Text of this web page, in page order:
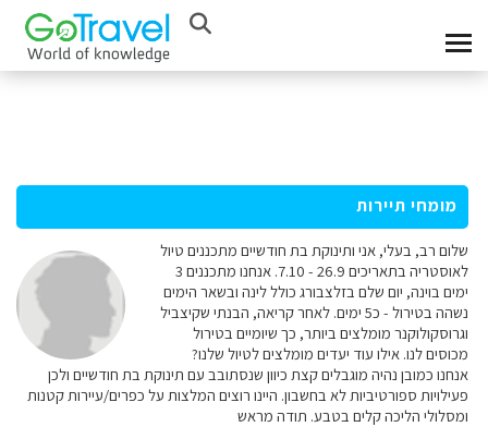
מומחי תיירות
שלום רב, בעלי, אני ותינוקת בת חודשיים מתכננים טיול
לאוסטריה בתאריכים 26.9 - 7.10. אנחנו מתכננים 3
ימים בוינה, יום שלם בזלצבורג כולל לינה ובשאר הימים
נשהה בטירול - כ5 ימים. לאחר קריאה, הבנתי שקיצביל
וגרוסקולוקנר מומלצים ביותר, כך שיומיים בטירול
מכוסים לנו. אילו עוד יעדים מומלצים לטיול שלנו?
אנחנו כמובן נהיה מוגבלים קצת כיוון שנסתובב עם תינוקת בת חודשיים ולכן
פעילויות ספורטיביות לא בחשבון. היינו רוצים המלצות על כפרים/עיירות קטנות
ומסלולי הליכה קלים בטבע. תודה מראש